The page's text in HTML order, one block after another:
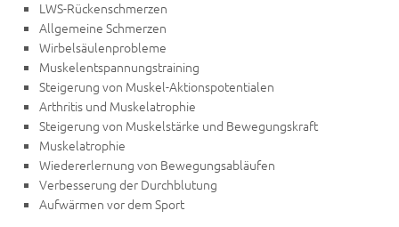
LWS-Rückenschmerzen
Allgemeine Schmerzen
Wirbelsäulenprobleme
Muskelentspannungstraining
Steigerung von Muskel-Aktionspotentialen
Arthritis und Muskelatrophie
Steigerung von Muskelstärke und Bewegungskraft
Muskelatrophie
Wiedererlernung von Bewegungsabläufen
Verbesserung der Durchblutung
Aufwärmen vor dem Sport